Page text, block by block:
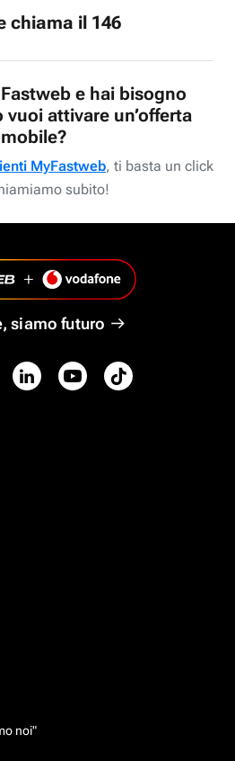
chiama il 146
e hai bisogno
vuoi attivare un’offerta
mobile?
MyFastweb, ti basta un click
subito!
siamo futuro
noi"